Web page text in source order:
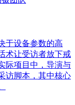
于设备参数的高
术让受访者放下戒
际项目中，导演与
访脚本，其中核心